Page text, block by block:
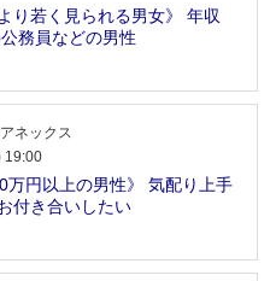
り若く見られる男女》 年収
務員などの男性
ネックス
19:00
万円以上の男性》 気配り上手
付き合いしたい